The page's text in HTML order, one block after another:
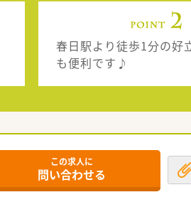
春日駅より徒歩1分の好
も便利です♪
この求人に
問い合わせる